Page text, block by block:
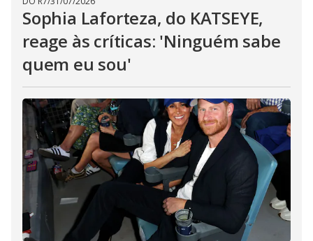
Sophia Laforteza, do KATSEYE,
reage às críticas: 'Ninguém sabe
quem eu sou'